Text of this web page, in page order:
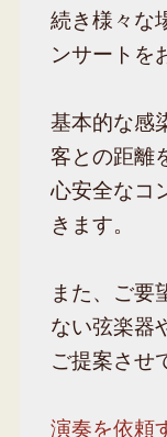
続き様々な
ンサートを
基本的な感
客との距離
心安全なコ
きます。
また、ご要
ない弦楽器
ご提案させ
演奏を依頼